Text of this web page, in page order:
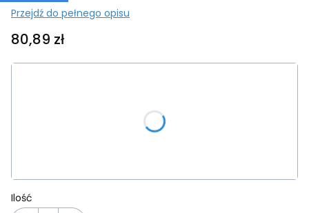
Przejdź do pełnego opisu
Cena
80,89 zł
Ilość